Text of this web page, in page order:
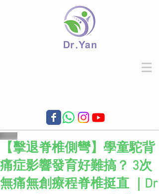
【擊退脊椎側彎】學童駝背
痛症影響發育好難搞？ 3次
無痛無創療程脊椎挺直 ｜Dr